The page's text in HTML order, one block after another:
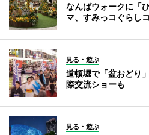
なんばウォークに「
マ、すみっコぐらし
見る・遊ぶ
道頓堀で「盆おどり
際交流ショーも
見る・遊ぶ